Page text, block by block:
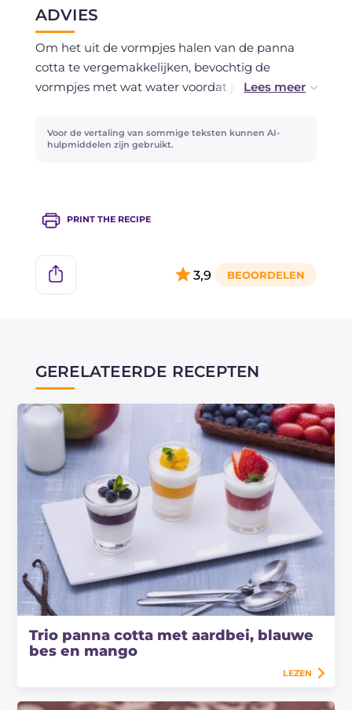
Vriezen wordt niet aanbevolen.
ADVIES
Om het uit de vormpjes halen van de panna
cotta te vergemakkelijken, bevochtig de
vormpjes met wat water voordat je de panna
aroma wilt geven, kun je een likeur zoals rum
gebruiken.
Voor de vertaling van sommige teksten kunnen AI-
hulpmiddelen zijn gebruikt.
PRINT THE RECIPE
3,9
GERELATEERDE RECEPTEN
Trio panna cotta met aardbei, blauwe
bes en mango
LEZEN